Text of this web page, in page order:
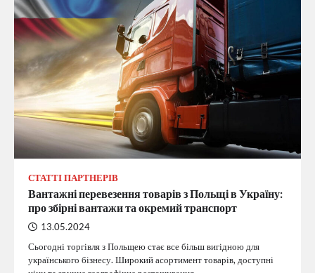
СТАТТІ ПАРТНЕРІВ
Вантажні перевезення товарів з Польщі в Україну:
про збірні вантажи та окремий транспорт
13.05.2024
Сьогодні торгівля з Польщею стає все більш вигідною для
українського бізнесу. Широкий асортимент товарів, доступні